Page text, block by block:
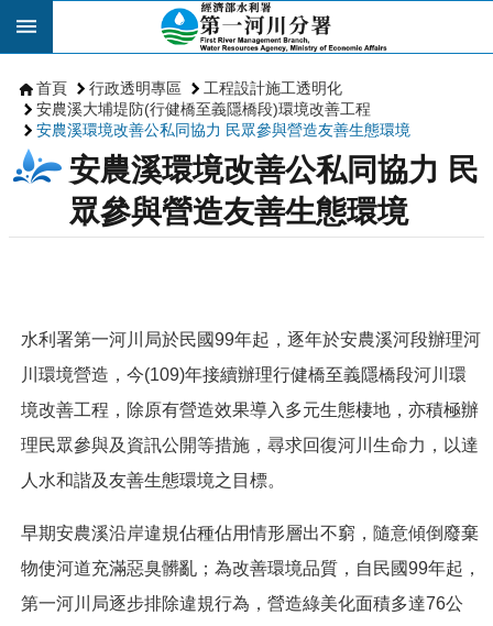
跳到主要內容區塊
首頁 行政透明專區
工程設計施工透明化
安農溪大埔堤防(行健橋至義隱橋段)環境改善工程
安農溪環境改善公私同協力 民眾參與營造友善生態環境
安農溪環境改善公私同協力 民
眾參與營造友善生態環境
水利署第一河川局於民國99年起，逐年於安農溪河段辦理河
川環境營造，今(109)年接續辦理行健橋至義隱橋段河川環
境改善工程，除原有營造效果導入多元生態棲地，亦積極辦
理民眾參與及資訊公開等措施，尋求回復河川生命力，以達
人水和諧及友善生態環境之目標。
早期安農溪沿岸違規佔種佔用情形層出不窮，隨意傾倒廢棄
物使河道充滿惡臭髒亂；為改善環境品質，自民國99年起，
第一河川局逐步排除違規行為，營造綠美化面積多達76公